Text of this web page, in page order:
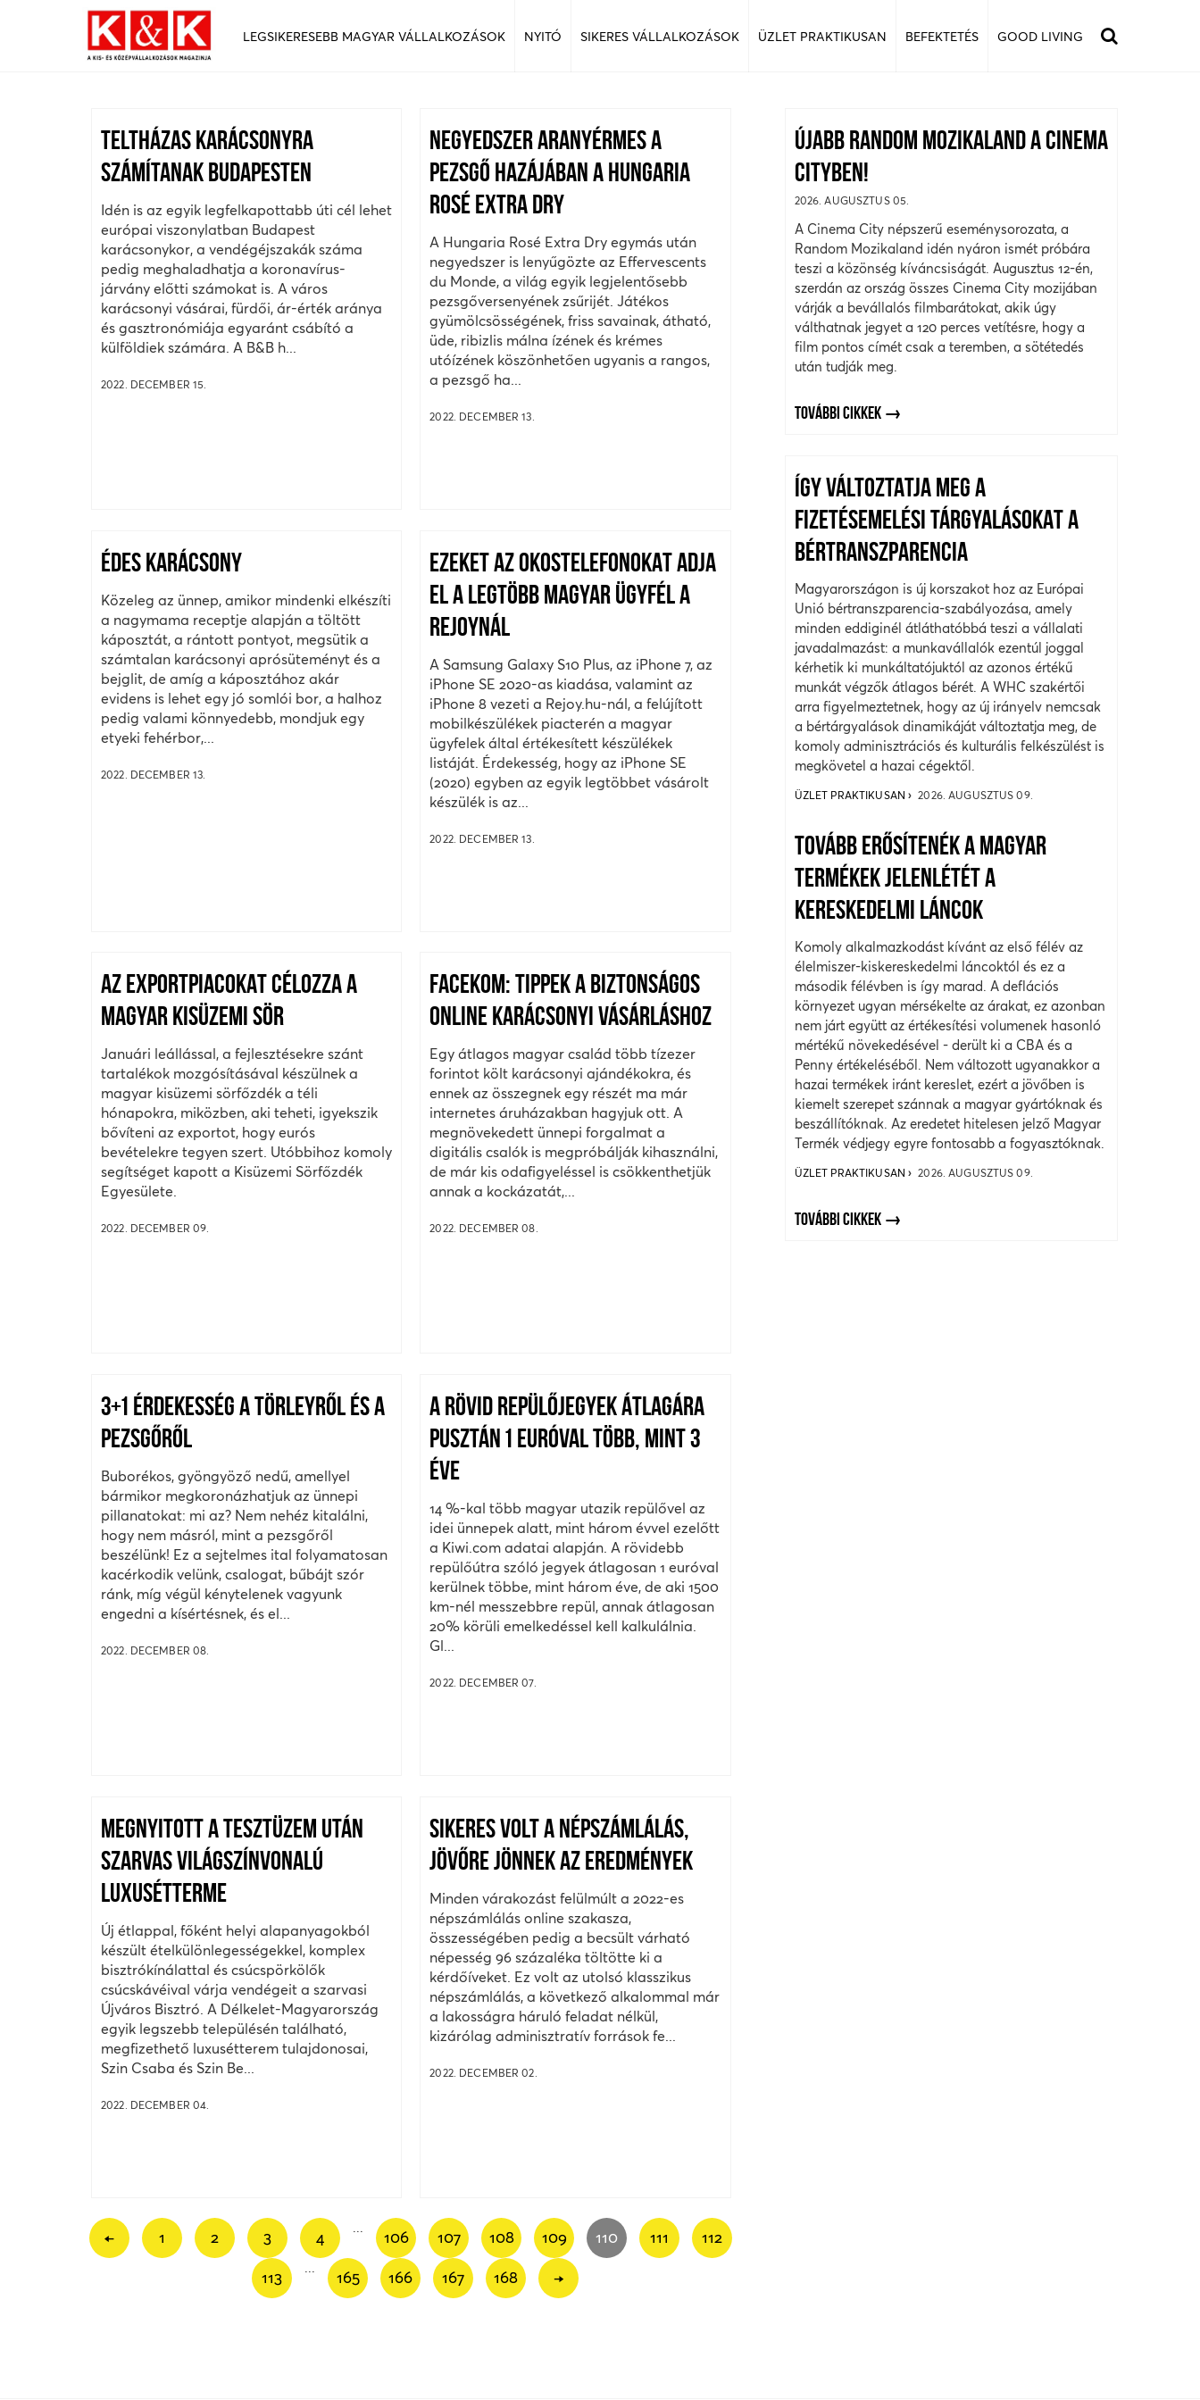
LEGSIKERESEBB MAGYAR VÁLLALKOZÁSOK NYITÓ SIKERES VÁLLALKOZÁSOK ÜZLET PRAKTIKUSAN BEFEKTETÉS GOOD LIVING
TELTHÁZAS KARÁCSONYRA
SZÁMÍTANAK BUDAPESTEN
Idén is az egyik legfelkapottabb úti cél lehet
európai viszonylatban Budapest
karácsonykor, a vendégéjszakák száma
pedig meghaladhatja a koronavírus-
járvány előtti számokat is. A város
karácsonyi vásárai, fürdői, ár-érték aránya
és gasztronómiája egyaránt csábító a
külföldiek számára. A B&B h...
2022. DECEMBER 15.
NEGYEDSZER ARANYÉRMES A
PEZSGŐ HAZÁJÁBAN A HUNGARIA
ROSÉ EXTRA DRY
A Hungaria Rosé Extra Dry egymás után
negyedszer is lenyűgözte az Effervescents
du Monde, a világ egyik legjelentősebb
pezsgőversenyének zsűrijét. Játékos
gyümölcsösségének, friss savainak, átható,
üde, ribizlis málna ízének és krémes
utóízének köszönhetően ugyanis a rangos,
a pezsgő ha...
2022. DECEMBER 13.
ÉDES KARÁCSONY
Közeleg az ünnep, amikor mindenki elkészíti
a nagymama receptje alapján a töltött
káposztát, a rántott pontyot, megsütik a
számtalan karácsonyi aprósüteményt és a
bejglit, de amíg a káposztához akár
evidens is lehet egy jó somlói bor, a halhoz
pedig valami könnyedebb, mondjuk egy
etyeki fehérbor,...
2022. DECEMBER 13.
EZEKET AZ OKOSTELEFONOKAT ADJA
EL A LEGTÖBB MAGYAR ÜGYFÉL A
REJOYNÁL
A Samsung Galaxy S10 Plus, az iPhone 7, az
iPhone SE 2020-as kiadása, valamint az
iPhone 8 vezeti a Rejoy.hu-nál, a felújított
mobilkészülékek piacterén a magyar
ügyfelek által értékesített készülékek
listáját. Érdekesség, hogy az iPhone SE
(2020) egyben az egyik legtöbbet vásárolt
készülék is az...
2022. DECEMBER 13.
AZ EXPORTPIACOKAT CÉLOZZA A
MAGYAR KISÜZEMI SÖR
Januári leállással, a fejlesztésekre szánt
tartalékok mozgósításával készülnek a
magyar kisüzemi sörfőzdék a téli
hónapokra, miközben, aki teheti, igyekszik
bővíteni az exportot, hogy eurós
bevételekre tegyen szert. Utóbbihoz komoly
segítséget kapott a Kisüzemi Sörfőzdék
Egyesülete.
2022. DECEMBER 09.
FACEKOM: TIPPEK A BIZTONSÁGOS
ONLINE KARÁCSONYI VÁSÁRLÁSHOZ
Egy átlagos magyar család több tízezer
forintot költ karácsonyi ajándékokra, és
ennek az összegnek egy részét ma már
internetes áruházakban hagyjuk ott. A
megnövekedett ünnepi forgalmat a
digitális csalók is megpróbálják kihasználni,
de már kis odafigyeléssel is csökkenthetjük
annak a kockázatát,...
2022. DECEMBER 08.
3+1 ÉRDEKESSÉG A TÖRLEYRŐL ÉS A
PEZSGŐRŐL
Buborékos, gyöngyöző nedű, amellyel
bármikor megkoronázhatjuk az ünnepi
pillanatokat: mi az? Nem nehéz kitalálni,
hogy nem másról, mint a pezsgőről
beszélünk! Ez a sejtelmes ital folyamatosan
kacérkodik velünk, csalogat, bűbájt szór
ránk, míg végül kénytelenek vagyunk
engedni a kísértésnek, és el...
2022. DECEMBER 08.
A RÖVID REPÜLŐJEGYEK ÁTLAGÁRA
PUSZTÁN 1 EURÓVAL TÖBB, MINT 3
ÉVE
14 %-kal több magyar utazik repülővel az
idei ünnepek alatt, mint három évvel ezelőtt
a Kiwi.com adatai alapján. A rövidebb
repülőútra szóló jegyek átlagosan 1 euróval
kerülnek többe, mint három éve, de aki 1500
km-nél messzebbre repül, annak átlagosan
20% körüli emelkedéssel kell kalkulálnia.
Gl...
2022. DECEMBER 07.
MEGNYITOTT A TESZTÜZEM UTÁN
SZARVAS VILÁGSZÍNVONALÚ
LUXUSÉTTERME
Új étlappal, főként helyi alapanyagokból
készült ételkülönlegességekkel, komplex
bisztrókínálattal és csúcspörkölők
csúcskávéival várja vendégeit a szarvasi
Újváros Bisztró. A Délkelet-Magyarország
egyik legszebb településén található,
megfizethető luxusétterem tulajdonosai,
Szin Csaba és Szin Be...
2022. DECEMBER 04.
SIKERES VOLT A NÉPSZÁMLÁLÁS,
JÖVŐRE JÖNNEK AZ EREDMÉNYEK
Minden várakozást felülmúlt a 2022-es
népszámlálás online szakasza,
összességében pedig a becsült várható
népesség 96 százaléka töltötte ki a
kérdőíveket. Ez volt az utolsó klasszikus
népszámlálás, a következő alkalommal már
a lakosságra háruló feladat nélkül,
kizárólag adminisztratív források fe...
2022. DECEMBER 02.
← 1 2 3 4 106 107 108 109 110 111 112
113 165 166 167 168 →
ÚJABB RANDOM MOZIKALAND A CINEMA
CITYBEN!
2026. AUGUSZTUS 05.
A Cinema City népszerű eseménysorozata, a
Random Mozikaland idén nyáron ismét próbára
teszi a közönség kíváncsiságát. Augusztus 12-én,
szerdán az ország összes Cinema City mozijában
várják a bevállalós filmbarátokat, akik úgy
válthatnak jegyet a 120 perces vetítésre, hogy a
film pontos címét csak a teremben, a sötétedés
után tudják meg.
TOVÁBBI CIKKEK
ÍGY VÁLTOZTATJA MEG A
FIZETÉSEMELÉSI TÁRGYALÁSOKAT A
BÉRTRANSZPARENCIA
Magyarországon is új korszakot hoz az Európai
Unió bértranszparencia-szabályozása, amely
minden eddiginél átláthatóbbá teszi a vállalati
javadalmazást: a munkavállalók ezentúl joggal
kérhetik ki munkáltatójuktól az azonos értékű
munkát végzők átlagos bérét. A WHC szakértői
arra figyelmeztetnek, hogy az új irányelv nemcsak
a bértárgyalások dinamikáját változtatja meg, de
komoly adminisztrációs és kulturális felkészülést is
megkövetel a hazai cégektől.
ÜZLET PRAKTIKUSAN 2026. AUGUSZTUS 09.
TOVÁBB ERŐSÍTENÉK A MAGYAR
TERMÉKEK JELENLÉTÉT A
KERESKEDELMI LÁNCOK
Komoly alkalmazkodást kívánt az első félév az
élelmiszer-kiskereskedelmi láncoktól és ez a
második félévben is így marad. A deflációs
környezet ugyan mérsékelte az árakat, ez azonban
nem járt együtt az értékesítési volumenek hasonló
mértékű növekedésével - derült ki a CBA és a
Penny értékeléséből. Nem változott ugyanakkor a
hazai termékek iránt kereslet, ezért a jövőben is
kiemelt szerepet szánnak a magyar gyártóknak és
beszállítóknak. Az eredetet hitelesen jelző Magyar
Termék védjegy egyre fontosabb a fogyasztóknak.
ÜZLET PRAKTIKUSAN 2026. AUGUSZTUS 09.
TOVÁBBI CIKKEK